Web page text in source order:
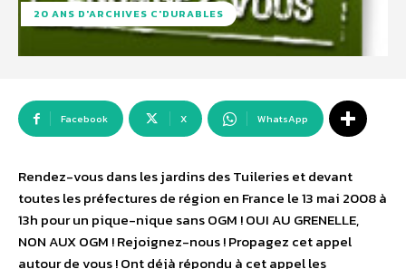
20 ANS D'ARCHIVES C'DURABLES
Facebook X WhatsApp
Rendez-vous dans les jardins des Tuileries et devant
toutes les préfectures de région en France le 13 mai 2008 à
13h pour un pique-nique sans OGM ! OUI AU GRENELLE,
NON AUX OGM ! Rejoignez-nous ! Propagez cet appel
autour de vous ! Ont déjà répondu à cet appel les